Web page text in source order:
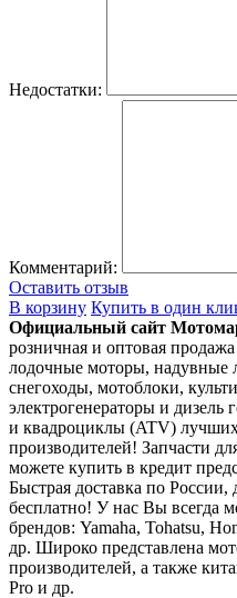
Недостатки:
Комментарий:
Оставить отзыв
В корзину Купить в один
Официальный сайт
розничная и оптовая
лодочные моторы,
снегоходы, мотоблоки,
электрогенераторы и
и квадроциклы (ATV)
производителей! Запчасти
можете купить в кредит
Быстрая доставка по
бесплатно! У нас Вы всегда
брендов: Yamaha, Tohatsu,
др. Широко представлена
производителей, а также
Pro и др.